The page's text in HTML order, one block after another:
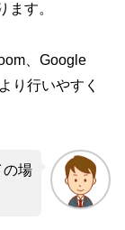
ます。
、Google
り行いやすく
の場